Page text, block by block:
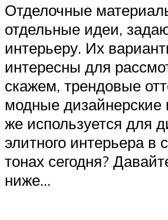
Отделочные
отдельные идеи,
интерьеру. Их
интересны для
скажем, трендовые
модные
же используется для
элитного интерьера в
тонах сегодня?
ниже…